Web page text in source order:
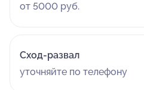
от 5000 руб.
Сход-развал
уточняйте по телефону